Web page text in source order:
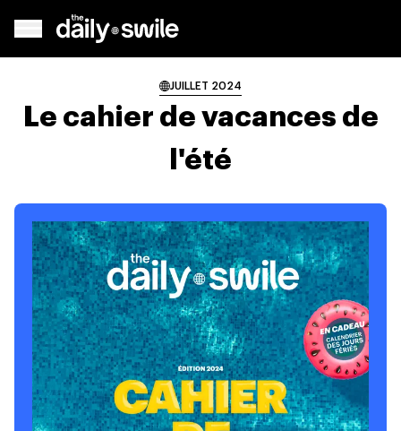
JUILLET 2024
Le cahier de vacances de
l'été